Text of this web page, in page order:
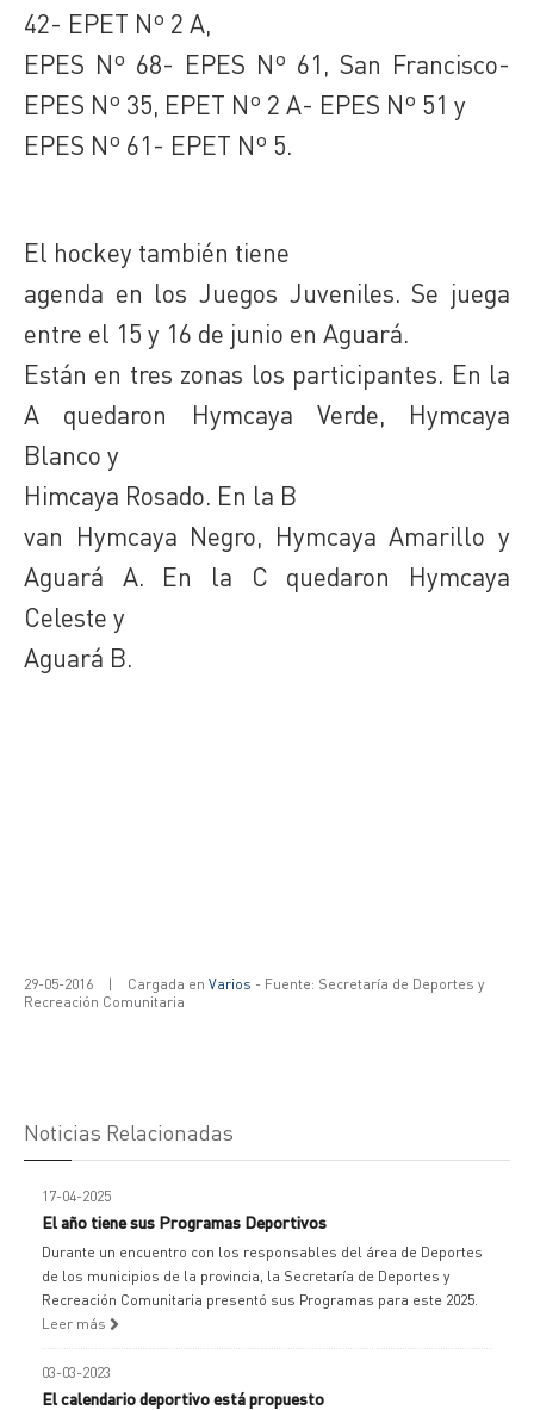
42- EPET Nº 2 A,
EPES Nº 68- EPES Nº 61, San Francisco-
EPES Nº 35, EPET Nº 2 A- EPES Nº 51 y
EPES Nº 61- EPET Nº 5.
El hockey también tiene
agenda en los Juegos Juveniles. Se juega
entre el 15 y 16 de junio en Aguará.
Están en tres zonas los participantes. En la
A quedaron Hymcaya Verde, Hymcaya
Blanco y
Himcaya Rosado. En la B
van Hymcaya Negro, Hymcaya Amarillo y
Aguará A. En la C quedaron Hymcaya
Celeste y
Aguará B.
29-05-2016 | Cargada en Varios - Fuente: Secretaría de Deportes y
Recreación Comunitaria
Noticias Relacionadas
17-04-2025
El año tiene sus Programas Deportivos
Durante un encuentro con los responsables del área de Deportes
de los municipios de la provincia, la Secretaría de Deportes y
Recreación Comunitaria presentó sus Programas para este 2025.
Leer más
03-03-2023
El calendario deportivo está propuesto